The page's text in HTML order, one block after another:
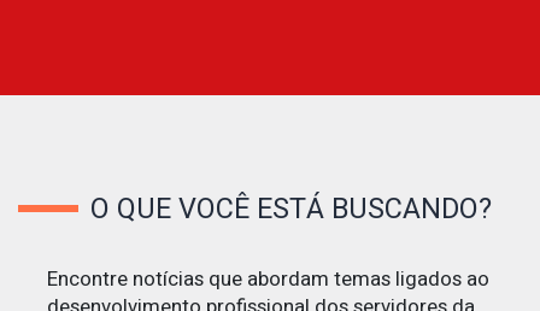
O QUE VOCÊ ESTÁ BUSCANDO?
Encontre notícias que abordam temas ligados ao